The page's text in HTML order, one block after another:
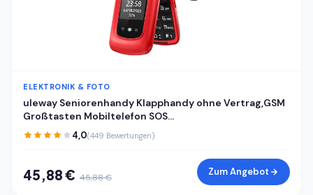
ELEKTRONIK & FOTO
uleway Seniorenhandy Klapphandy ohne Vertrag,GSM
Großtasten Mobiltelefon SOS
Notruffunktion,Taschenlampe,FM Radio,2.4 Zoll Dual
Display Handy für Senioren (Blau)(mit Ladestation)
4,0(449 Bewertungen)
45,88 € 45,88 € Zum Angebot